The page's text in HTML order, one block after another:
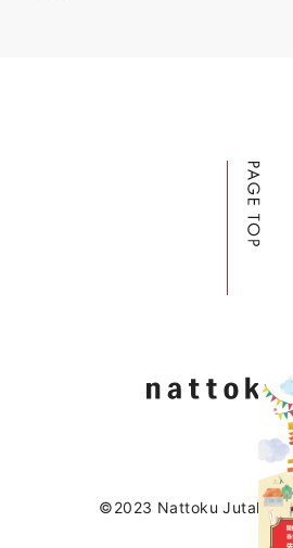
©2023 Nattoku Jutaku